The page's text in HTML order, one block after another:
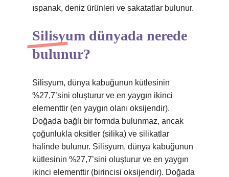
ıspanak, deniz ürünleri ve sakatatlar bulunur.
Silisyum dünyada nerede
bulunur?
Silisyum, dünya kabuğunun kütlesinin
%27,7’sini oluşturur ve en yaygın ikinci
elementtir (en yaygın olanı oksijendir).
Doğada bağlı bir formda bulunmaz, ancak
çoğunlukla oksitler (silika) ve silikatlar
halinde bulunur. Silisyum, dünya kabuğunun
kütlesinin %27,7’sini oluşturur ve en yaygın
ikinci elementtir (birincisi oksijendir). Doğada